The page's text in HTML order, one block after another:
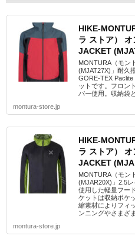
HIKE-
ラ ストア）
JACKET
MONTURA（モン
(MJAT27X)」耐久
GORE-TEX
ットです。フロン
パー使用。収納袋
montura-store.jp
HIKE-
ラ ストア）
JACKET
MONTURA（モン
(MJAR20X)」2.5
使用した軽量フー
ケットは収納ポケ
縮素材によりフィ
ンニングやさまざ
montura-store.jp